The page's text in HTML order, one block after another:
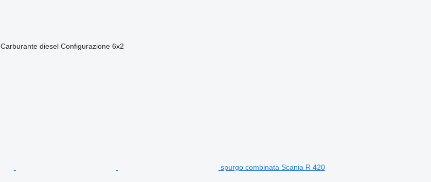
Carburante diesel Configurazione 6x2
spurgo combinata Scania R 420